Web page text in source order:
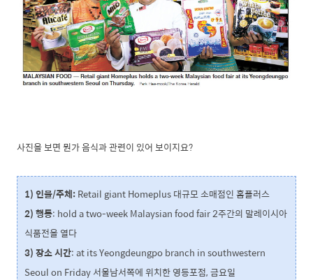
사진을 보면 뭔가 음식과 관련이 있어 보이지요?
1) 인물/주체:Retail giant Homeplus 대규모 소매점인 홈플러스
2) 행동: hold a two-week Malaysian food fair 2주간의 말레이시아
식품전을 열다
3) 장소 시간: at its Yeongdeungpo branch in southwestern
Seoul on Friday 서울남서쪽에 위치한 영등포점, 금요일